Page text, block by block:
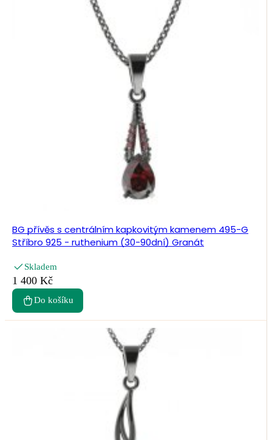
BG přívěs s centrálním kapkovitým kamenem 495-G
Stříbro 925 - ruthenium (30-90dní) Granát
Skladem
1 400 Kč
Do košíku